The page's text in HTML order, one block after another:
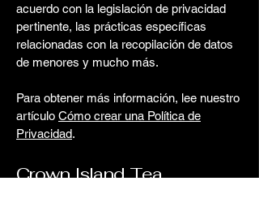
acuerdo con la legislación de privacidad
pertinente, las prácticas específicas
relacionadas con la recopilación de datos
de menores y mucho más.
Para obtener más información, lee nuestro
artículo Cómo crear una Política de
Privacidad.
Crown Island Tea